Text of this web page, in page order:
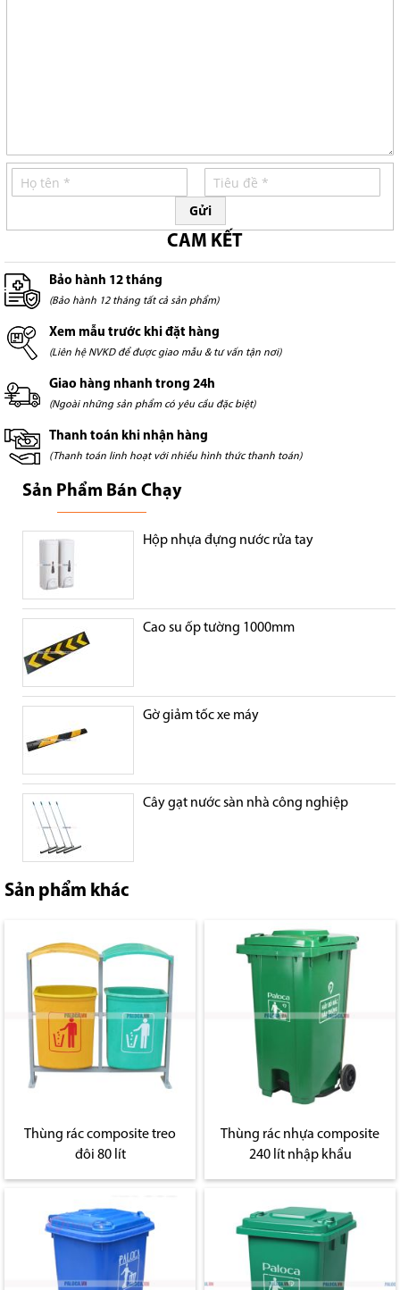
Gửi
CAM KẾT
Bảo hành 12 tháng
(Bảo hành 12 tháng tất cả sản phẩm)
Xem mẫu trước khi đặt hàng
(Liên hệ NVKD để được giao mẫu & tư vấn tận nơi)
Giao hàng nhanh trong 24h
(Ngoài những sản phẩm có yêu cầu đặc biệt)
Thanh toán khi nhận hàng
(Thanh toán linh hoạt với nhiều hình thức thanh toán)
Sản Phẩm Bán Chạy
Hộp nhựa đựng nước rửa tay
Cao su ốp tường 1000mm
Gờ giảm tốc xe máy
Cây gạt nước sàn nhà công nghiệp
Sản phẩm khác
Thùng rác composite treo
đôi 80 lít
Thùng rác nhựa composite
240 lít nhập khẩu